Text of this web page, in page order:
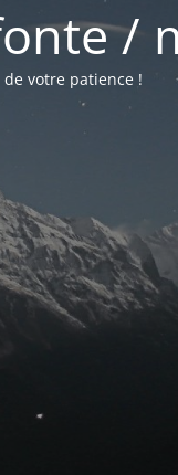
/
votre patience !